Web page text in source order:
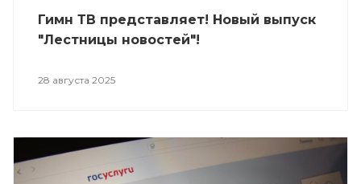
Гимн ТВ представляет! Новый выпуск
"Лестницы новостей"!
28 августа 2025